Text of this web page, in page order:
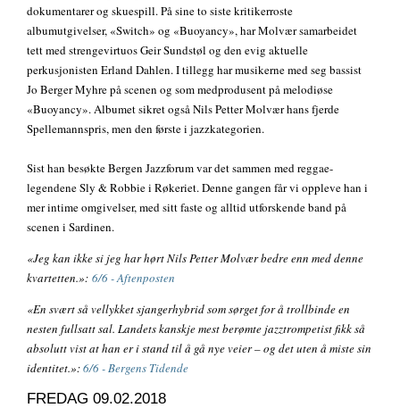
dokumentarer og skuespill. På sine to siste kritikerroste
albumutgivelser, «Switch» og «Buoyancy», har Molvær samarbeidet
tett med strengevirtuos Geir Sundstøl og den evig aktuelle
perkusjonisten Erland Dahlen. I tillegg har musikerne med seg bassist
Jo Berger Myhre på scenen og som medprodusent på melodiøse
«Buoyancy». Albumet sikret også Nils Petter Molvær hans fjerde
Spellemannspris, men den første i jazzkategorien.
Sist han besøkte Bergen Jazzforum var det sammen med reggae-
legendene Sly & Robbie i Røkeriet. Denne gangen får vi oppleve han i
mer intime omgivelser, med sitt faste og alltid utforskende band på
scenen i Sardinen.
«Jeg kan ikke si jeg har hørt Nils Petter Molvær bedre enn med denne
kvartetten.»: 6/6 - Aftenposten
«En svært så vellykket sjangerhybrid som sørget for å trollbinde en
nesten fullsatt sal. Landets kanskje mest berømte jazztrompetist fikk så
absolutt vist at han er i stand til å gå nye veier – og det uten å miste sin
identitet.»:6/6 - Bergens Tidende
FREDAG 09.02.2018